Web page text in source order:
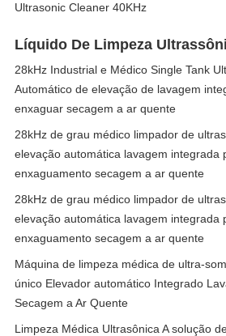
Ultrasonic Cleaner 40KHz
Líquido De Limpeza
28kHz Industrial e Médico Single Tank
Automático de elevação de lavagem
enxaguar secagem a ar quente
28kHz de grau médico limpador de
elevação automática lavagem integrada
enxaguamento secagem a ar quente
28kHz de grau médico limpador de
elevação automática lavagem integrada
enxaguamento secagem a ar quente
Máquina de limpeza médica de ultra-
único Elevador automático Integrado
Secagem a Ar Quente
Limpeza Médica Ultrasônica A solução